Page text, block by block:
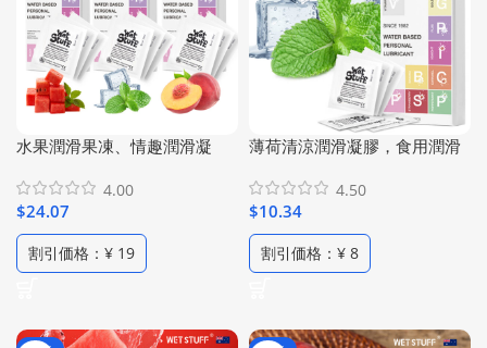
水果潤滑果凍、情趣潤滑凝
滑果凍&桃子口味潤滑果凍&薄
荷清爽潤滑果凍、三種口味套
裝，水果趣味食用潤滑劑，便
攜裝 潤滑啫咖哩（3盒/ 18包）
4.00
$24.07
割引価格：¥ 19
薄荷清涼潤滑凝膠，食用潤滑
滑，高比例薄荷精華純植物配
方，冰爽潤滑果凍，旅行便携
式 ( 1包3g /6包裝 )
4.50
$10.34
割引価格：¥ 8